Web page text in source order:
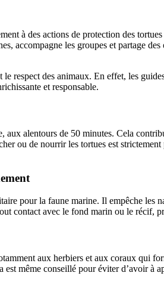
à des actions de protection des
les groupes et partage
respect des animaux. En effet, les
et responsable.
alentours de 50 minutes. Cela
ou de nourrir les tortues est
pour la faune marine. Il empêche les
contact avec le fond marin ou le récif,
aux herbiers et aux coraux qui
même conseillé pour éviter d’avoir à